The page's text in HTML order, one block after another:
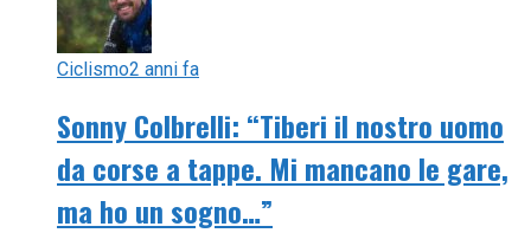
Ciclismo2 anni fa
Sonny Colbrelli: “Tiberi il nostro uomo
da corse a tappe. Mi mancano le gare,
ma ho un sogno…”